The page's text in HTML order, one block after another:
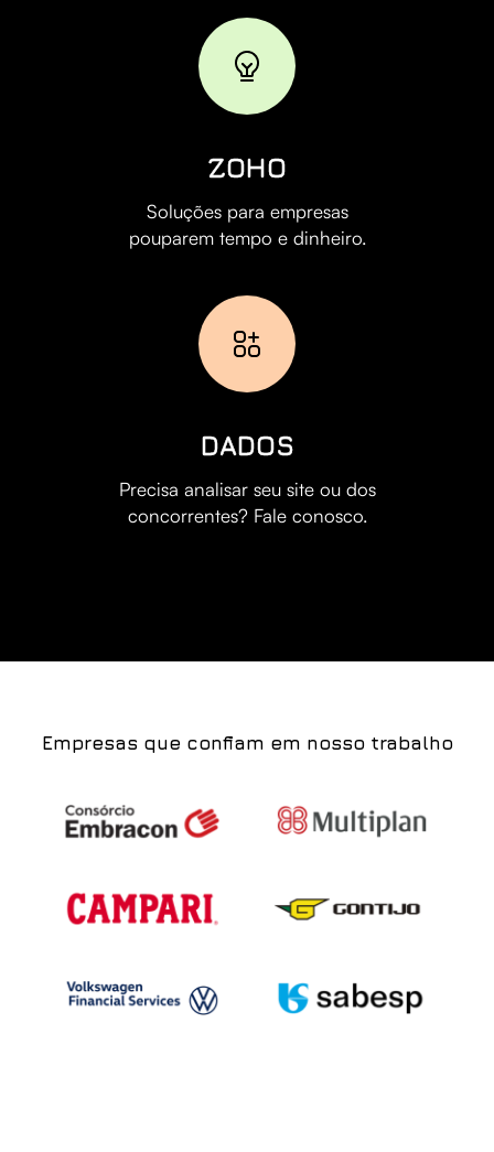
ZOHO
Soluções para empresas
pouparem tempo e dinheiro.
DADOS
Precisa analisar seu site ou dos
concorrentes? Fale conosco.
Empresas que confiam em nosso trabalho